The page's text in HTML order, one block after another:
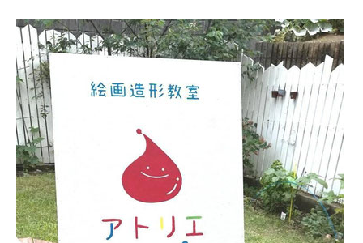
2025年11月
2025年7月
2025年6月
2025年3月
2025年2月
2024年12月